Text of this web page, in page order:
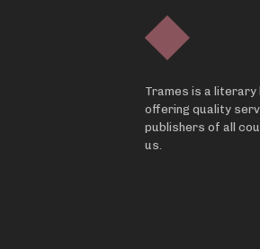
Trames is a literary
offering quality
publishers of all
us.